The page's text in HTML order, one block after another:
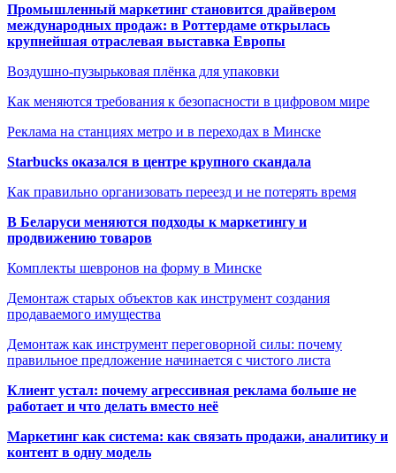
Промышленный маркетинг становится драйвером
международных продаж: в Роттердаме открылась
крупнейшая отраслевая выставка Европы
Воздушно-пузырьковая плёнка для упаковки
Как меняются требования к безопасности в цифровом мире
Реклама на станциях метро и в переходах в Минске
Starbucks оказался в центре крупного скандала
Как правильно организовать переезд и не потерять время
В Беларуси меняются подходы к маркетингу и
продвижению товаров
Комплекты шевронов на форму в Минске
Демонтаж старых объектов как инструмент создания
продаваемого имущества
Демонтаж как инструмент переговорной силы: почему
правильное предложение начинается с чистого листа
Клиент устал: почему агрессивная реклама больше не
работает и что делать вместо неё
Маркетинг как система: как связать продажи, аналитику и
контент в одну модель